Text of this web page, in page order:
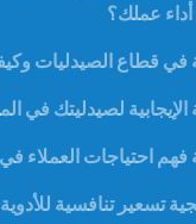
عملك؟
في قطاع الصيدليات
لصيدليتك في
فهم احتياجات العملاء
تسعير تنافسية